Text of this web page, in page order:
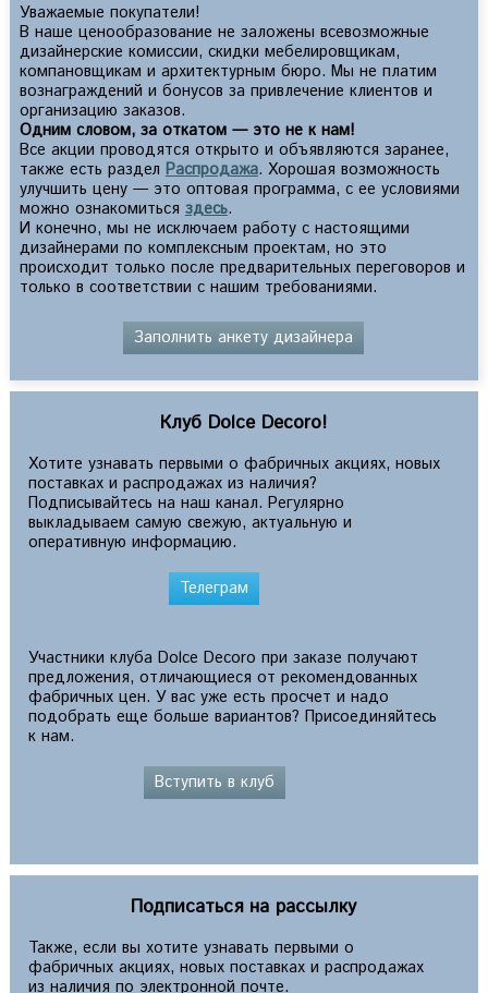
Уважаемые покупатели!
В наше ценообразование не заложены всевозможные
дизайнерские комиссии, скидки мебелировщикам,
компановщикам и архитектурным бюро. Мы не платим
вознаграждений и бонусов за привлечение клиентов и
организацию заказов.
Одним словом, за откатом — это не к нам!
Все акции проводятся открыто и объявляются заранее,
также есть раздел Распродажа. Хорошая возможность
улучшить цену — это оптовая программа, с ее условиями
можно ознакомиться здесь.
И конечно, мы не исключаем работу с настоящими
дизайнерами по комплексным проектам, но это
происходит только после предварительных переговоров и
только в соответствии с нашим требованиями.
Заполнить анкету дизайнера
Клуб Dolce Decoro!
Хотите узнавать первыми о фабричных акциях, новых
поставках и распродажах из наличия?
Подписывайтесь на наш канал. Регулярно
выкладываем самую свежую, актуальную и
оперативную информацию.
Телеграм
Участники клуба Dolce Decoro при заказе получают
предложения, отличающиеся от рекомендованных
фабричных цен. У вас уже есть просчет и надо
подобрать еще больше вариантов? Присоединяйтесь
к нам.
Вступить в клуб
Подписаться на рассылку
Также, если вы хотите узнавать первыми о
фабричных акциях, новых поставках и распродажах
из наличия по электронной почте.